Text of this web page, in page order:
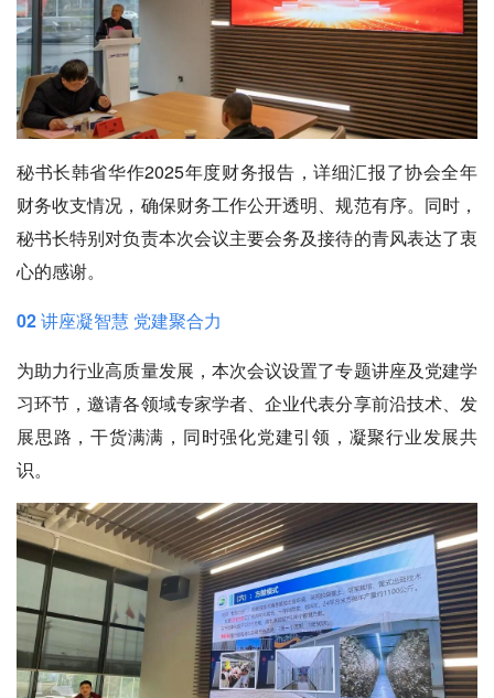
秘书长韩省华作2025年度财务报告，详细汇报了协会全年
财务收支情况，确保财务工作公开透明、规范有序。同时，
秘书长特别对负责本次会议主要会务及接待的青风表达了衷
心的感谢。
02 讲座凝智慧 党建聚合力
为助力行业高质量发展，本次会议设置了专题讲座及党建学
习环节，邀请各领域专家学者、企业代表分享前沿技术、发
展思路，干货满满，同时强化党建引领，凝聚行业发展共
识。